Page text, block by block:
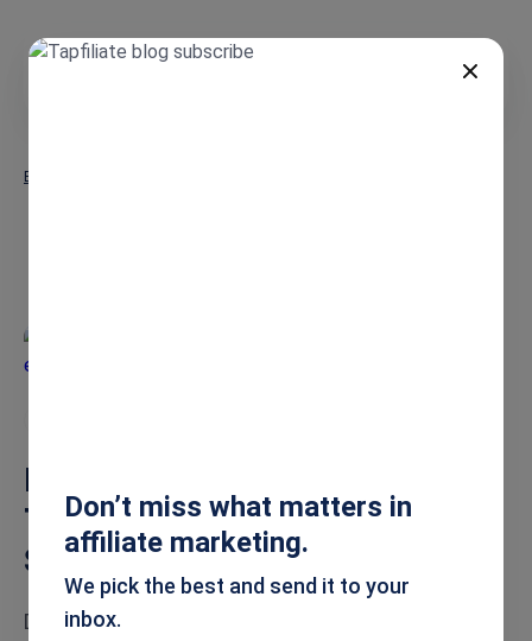
Blog
Meilleures alternatives à
Trackdesk pour les entreprises
SaaS en 2026
Des startups en phase initiale aux entreprises
Don’t miss what matters in
affiliate marketing.
We pick the best and send it to your
inbox.